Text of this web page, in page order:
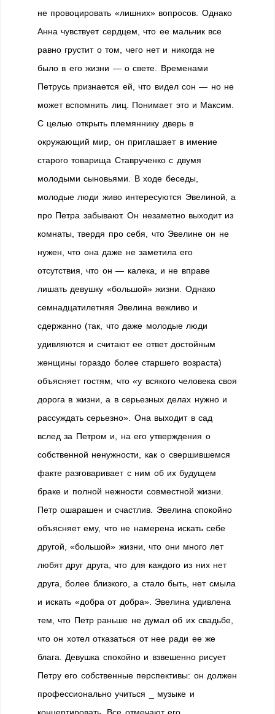
не провоцировать «лишних» вопросов. Однако
Анна чувствует сердцем, что ее мальчик все
равно грустит о том, чего нет и никогда не
было в его жизни — о свете. Временами
Петрусь признается ей, что видел сон — но не
может вспомнить лиц. Понимает это и Максим.
С целью открыть племяннику дверь в
окружающий мир, он приглашает в имение
старого товарища Ставрученко с двумя
молодыми сыновьями. В ходе беседы,
молодые люди живо интересуются Эвелиной, а
про Петра забывают. Он незаметно выходит из
комнаты, твердя про себя, что Эвелине он не
нужен, что она даже не заметила его
отсутствия, что он — калека, и не вправе
лишать девушку «большой» жизни. Однако
семнадцатилетняя Эвелина вежливо и
сдержанно (так, что даже молодые люди
удивляются и считают ее ответ достойным
женщины гораздо более старшего возраста)
объясняет гостям, что «у всякого человека своя
дорога в жизни, а в серьезных делах нужно и
рассуждать серьезно». Она выходит в сад
вслед за Петром и, на его утверждения о
собственной ненужности, как о свершившемся
факте разговаривает с ним об их будущем
браке и полной нежности совместной жизни.
Петр ошарашен и счастлив. Эвелина спокойно
объясняет ему, что не намерена искать себе
другой, «большой» жизни, что они много лет
любят друг друга, что для каждого из них нет
друга, более близкого, а стало быть, нет смыла
и искать «добра от добра». Эвелина удивлена
тем, что Петр раньше не думал об их свадьбе,
что он хотел отказаться от нее ради ее же
блага. Девушка спокойно и взвешенно рисует
Петру его собственные перспективы: он должен
профессионально учиться _ музыке и